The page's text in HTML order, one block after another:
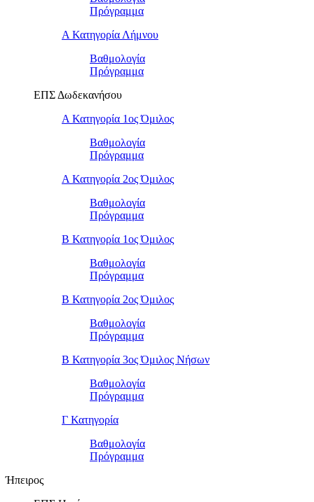
Πρόγραμμα
Α Κατηγορία Λήμνου
Βαθμολογία
Πρόγραμμα
ΕΠΣ Δωδεκανήσου
Α Κατηγορία 1ος Όμιλος
Βαθμολογία
Πρόγραμμα
Α Κατηγορία 2ος Όμιλος
Βαθμολογία
Πρόγραμμα
Β Κατηγορία 1ος Όμιλος
Βαθμολογία
Πρόγραμμα
Β Κατηγορία 2ος Όμιλος
Βαθμολογία
Πρόγραμμα
Β Κατηγορία 3ος Όμιλος Νήσων
Βαθμολογία
Πρόγραμμα
Γ Κατηγορία
Βαθμολογία
Πρόγραμμα
Ήπειρος